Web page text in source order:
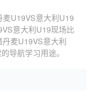
U19VS意大利U19
意大利U19现场比
麦U19VS意大利
导航学习用途。